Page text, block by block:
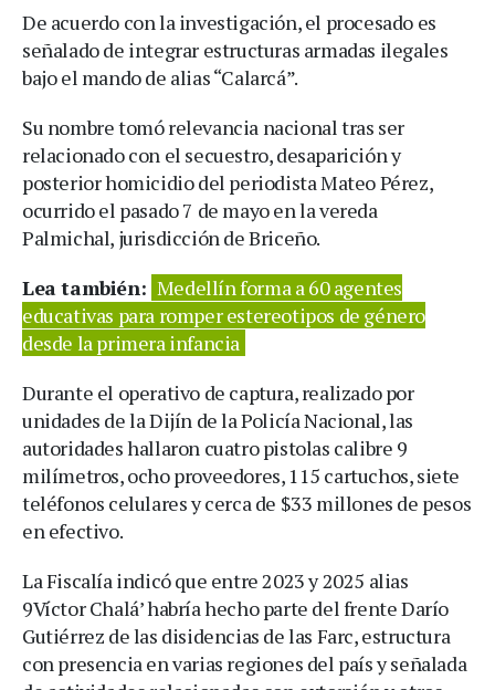
De acuerdo con la investigación, el procesado es
señalado de integrar estructuras armadas ilegales
bajo el mando de alias “Calarcá”.
Su nombre tomó relevancia nacional tras ser
relacionado con el secuestro, desaparición y
posterior homicidio del periodista Mateo Pérez,
ocurrido el pasado 7 de mayo en la vereda
Palmichal, jurisdicción de Briceño.
Lea también: Medellín forma a 60 agentes
educativas para romper estereotipos de género
desde la primera infancia
Durante el operativo de captura, realizado por
unidades de la Dijín de la Policía Nacional, las
autoridades hallaron cuatro pistolas calibre 9
milímetros, ocho proveedores, 115 cartuchos, siete
teléfonos celulares y cerca de $33 millones de pesos
en efectivo.
La Fiscalía indicó que entre 2023 y 2025 alias
9Víctor Chalá’ habría hecho parte del frente Darío
Gutiérrez de las disidencias de las Farc, estructura
con presencia en varias regiones del país y señalada